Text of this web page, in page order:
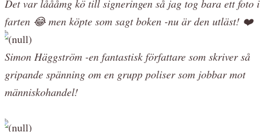
Det var låååmg kö till signeringen så jag tog bara ett foto i
farten 😂 men köpte som sagt boken -nu är den utläst! ❤️
Simon Häggström -en fantastisk författare som skriver så
gripande spänning om en grupp poliser som jobbar mot
människohandel!